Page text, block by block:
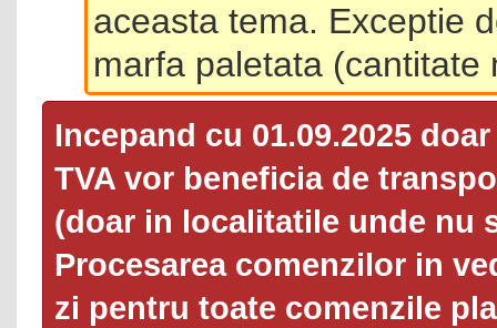
aceasta tema. Exceptie
marfa paletata (cantitate
Incepand cu 01.09.2025
TVA vor beneficia de
(doar in localitatile unde nu
Procesarea comenzilor in
zi pentru toate comenzile